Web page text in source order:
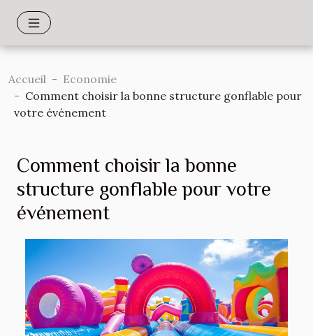
Accueil
Economie
Comment choisir la bonne structure gonflable pour
votre événement
Comment choisir la bonne
structure gonflable pour votre
événement